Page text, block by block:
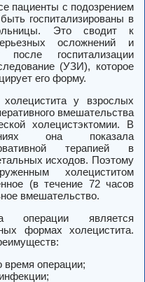
пациенты с подозрением
госпитализированы в
Это сводит к
осложнений и
госпитализации
(УЗИ), которое
его форму.
у взрослых
вмешательства
холецистэктомии. В
она показала
терапией в
исходов. Поэтому
холециститом
(в течение 72 часов
вмешательство.
операции является
формах холецистита.
время операции;